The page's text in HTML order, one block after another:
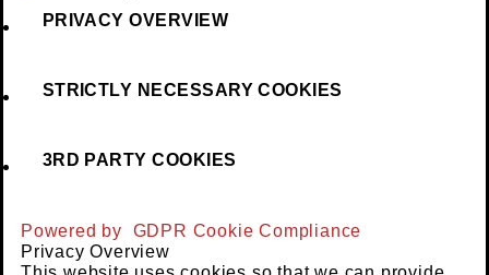
PRIVACY OVERVIEW
STRICTLY NECESSARY COOKIES
3RD PARTY COOKIES
Powered by GDPR Cookie Compliance
Privacy Overview